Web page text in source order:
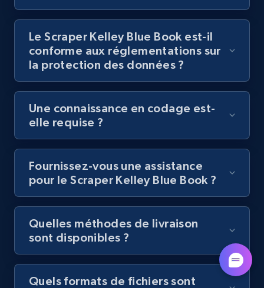
Youtube - Videos posts - Discovery videos
by podcast url
Video length, Likes, Views, and more.
8.1K+ 714+
Amazon Reviews
URL, Product name, Product rating, Product
Author name, Asin, and more.
7.4K+ 870+ Essai gratuit
Le Scraper Kelley Blue Book est-il
conforme aux réglementations sur
la protection des données ?
Une connaissance en codage est-
elle requise ?
Fournissez-vous une assistance
pour le Scraper Kelley Blue Book ?
Quelles méthodes de livraison
sont disponibles ?
Quels formats de fichiers sont